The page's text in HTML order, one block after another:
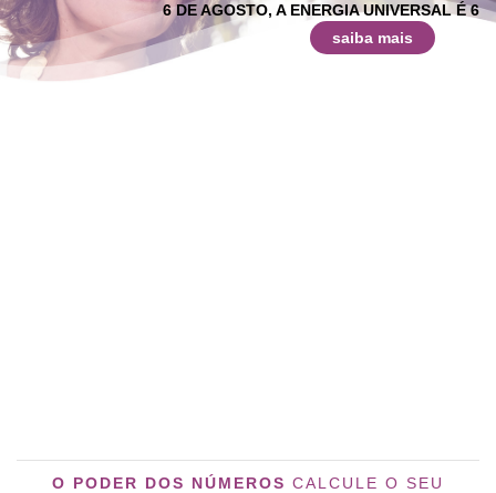
6 DE AGOSTO, A ENERGIA UNIVERSAL É 6
saiba mais
O PODER DOS NÚMEROS CALCULE O SEU